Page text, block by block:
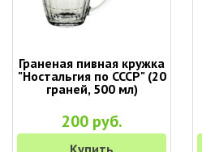
Граненая пивная кружка
"Ностальгия по СССР" (20
граней, 500 мл)
200 руб.